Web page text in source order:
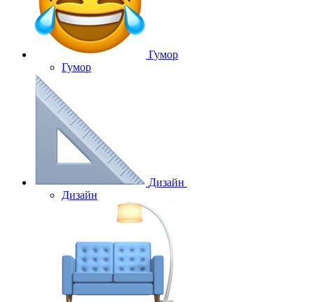
Гумор
Гумор
Дизайн
Дизайн